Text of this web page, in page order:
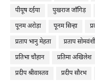
पीयूष दईया
पुखराज जाँगिड़
पूनम अरोड़ा
पूनम सिन्हा
प्रताप भानु मेहता
प्रताप सोमवंशी
प्रतिभा चौहान
प्रतिमा अखिलेश
प्रदीप श्रीवास्तव
प्रदीप सौरभ